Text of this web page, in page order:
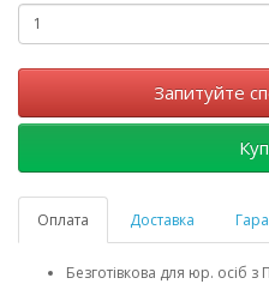
Запитуйте
Оплата Доставка
Безготівкова для юр. осіб з